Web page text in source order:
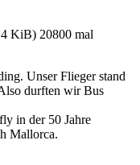
KiB) 20800 mal
Unser Flieger stand
durften wir Bus
in der 50 Jahre
Mallorca.